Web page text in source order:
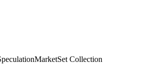
MarketSet Collection